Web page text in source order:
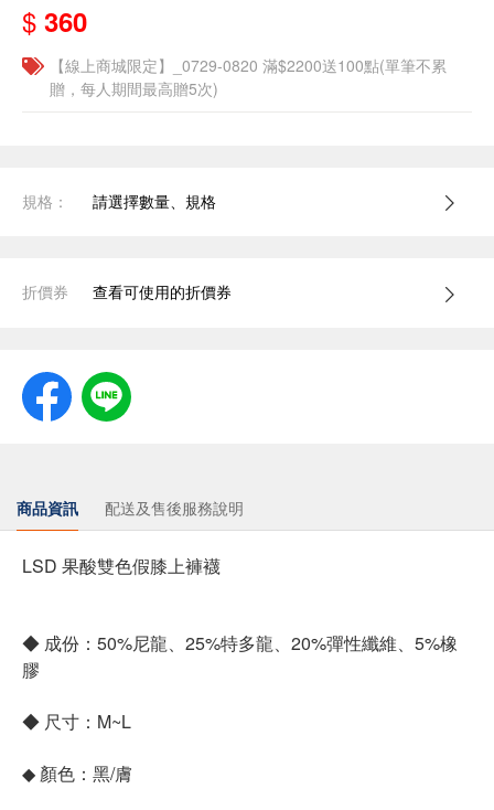
$ 360
【線上商城限定】_0729-0820 滿$2200送100點(單筆不累
贈，每人期間最高贈5次)
規格： 請選擇數量、規格
折價券 查看可使用的折價券
商品資訊 配送及售後服務說明
LSD 果酸雙色假膝上褲襪
◆ 成份：50%尼龍、25%特多龍、20%彈性纖維、5%橡
膠
◆ 尺寸：M~L
◆ 顏色：黑/膚